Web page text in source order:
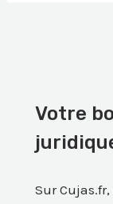
Votre
Sur